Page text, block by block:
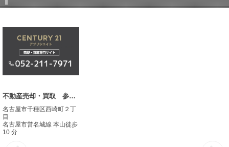
不動産売却・買取 参考事例
名古屋市千種区西崎町２丁
目
名古屋市営名城線 本山徒歩
10 分